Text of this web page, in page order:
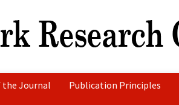
the Journal Publication Principles